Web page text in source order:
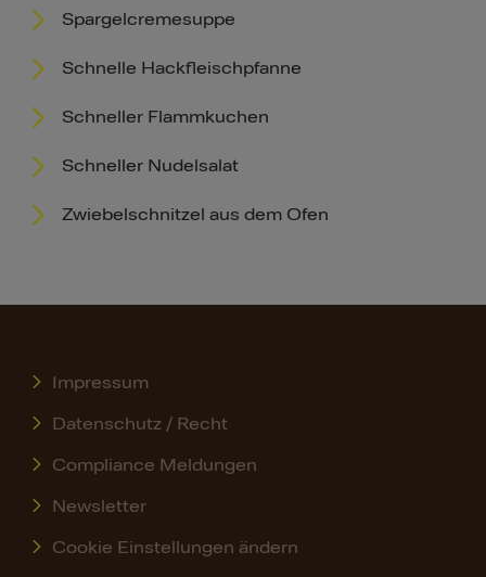
Spargelcremesuppe
Schnelle Hackfleischpfanne
Schneller Flammkuchen
Schneller Nudelsalat
Zwiebelschnitzel aus dem Ofen
Impressum
Datenschutz / Recht
Compliance Meldungen
Newsletter
Cookie Einstellungen ändern